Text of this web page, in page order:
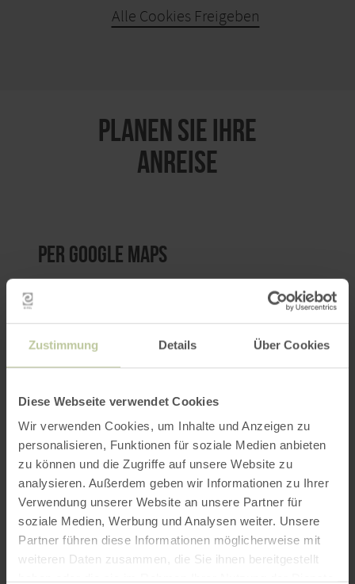
Zustimmung Details Über Cookies
Diese Webseite verwendet Cookies
Wir verwenden Cookies, um Inhalte und Anzeigen zu
personalisieren, Funktionen für soziale Medien anbieten
zu können und die Zugriffe auf unsere Website zu
analysieren. Außerdem geben wir Informationen zu Ihrer
Verwendung unserer Website an unsere Partner für
soziale Medien, Werbung und Analysen weiter. Unsere
Partner führen diese Informationen möglicherweise mit
weiteren Daten zusammen, die Sie ihnen bereitgestellt
Alle Cookies Freigeben
PLANEN SIE IHRE
ANREISE
per Google Maps
ROUTE PLANEN
Das könnte Sie auch
interessieren